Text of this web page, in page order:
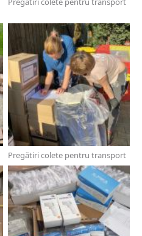
Pregătiri colete pentru transport